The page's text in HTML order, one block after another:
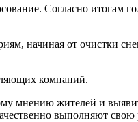
Согласно итогам
начиная от очистки
компаний.
мнению жителей и
выполняют